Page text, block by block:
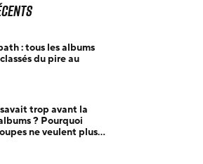
: tous les albums
du pire au
trop avant la
? Pourquoi
ne veulent plus